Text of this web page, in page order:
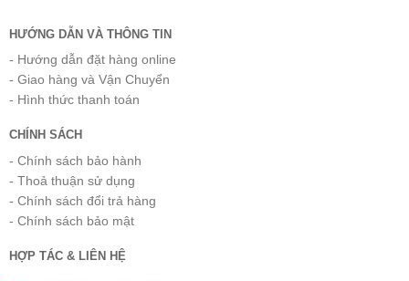
HƯỚNG DẪN VÀ THÔNG TIN
- Hướng dẫn đặt hàng online
- Giao hàng và Vận Chuyển
- Hình thức thanh toán
CHÍNH SÁCH
- Chính sách bảo hành
- Thoả thuận sử dụng
- Chính sách đổi trả hàng
- Chính sách bảo mật
HỢP TÁC & LIÊN HỆ